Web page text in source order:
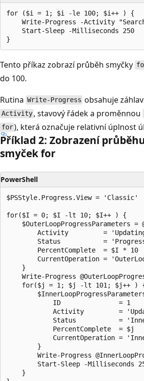
for ($i = 1; $i -le 100; $i++ ) {
Write-Progress -Activity
    Start-Sleep -Milliseconds 250
Tento příkaz zobrazí průběh smyčky
do 100.
Rutina Write-Progress obsahuje
Activity , stavový řádek a proměnnou
for), která označuje relativní úplnost
Příklad 2: Zobrazení
smyček for
PowerShell
$PSStyle.Progress.View = 'Classic'
for($I = 0; $I -lt 10; $I++ ) {
$OuterLoopProgressParameters =
Activity         =
Status           =
        PercentComplete  = $I * 10
CurrentOperation =
    }
Write-Progress
for($j = 1; $j -lt 101; $j++ )
            ID               = 1
Activity         =
Status           =
            PercentComplete  = $j
CurrentOperation =
        }
Write-Progress
Start-Sleep -Milliseconds
    }